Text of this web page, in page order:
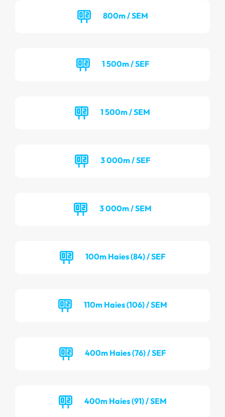
800m / SEM
1 500m / SEF
1 500m / SEM
3 000m / SEF
3 000m / SEM
100m Haies (84) / SEF
110m Haies (106) / SEM
400m Haies (76) / SEF
400m Haies (91) / SEM